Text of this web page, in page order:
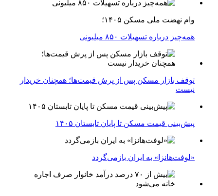
وام نهضت ملی مسکن ۱۴۰۵؛
همه‌چیز درباره تسهیلات ۸۵۰ میلیونی
توقف بازار مسکن پس از پرش قیمت‌ها؛ همچنان خریدار
نیست
پیش‌بینی قیمت مسکن تا پایان تابستان ۱۴۰۵
«لوفت‌هانزا» به ایران بازمی‌گردد